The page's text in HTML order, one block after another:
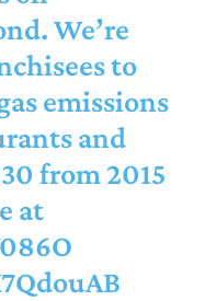
We’re
to
emissions
and
from 2015
at